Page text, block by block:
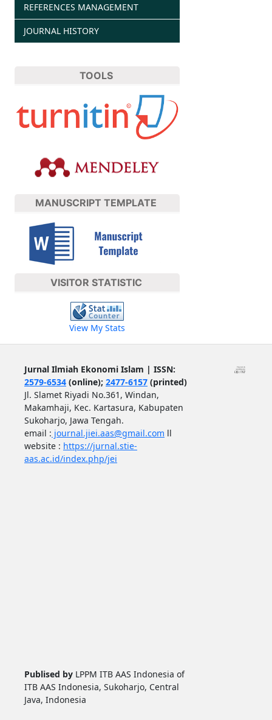
REFERENCES MANAGEMENT
JOURNAL HISTORY
TOOLS
MANUSCRIPT TEMPLATE
VISITOR STATISTIC
View My Stats
Jurnal Ilmiah Ekonomi Islam | ISSN:
2579-6534(online); 2477-6157(printed)
Jl. Slamet Riyadi No.361, Windan,
Makamhaji, Kec. Kartasura, Kabupaten
Sukoharjo, Jawa Tengah.
email : journal.jiei.aas@gmail.com ll
website : https://jurnal.stie-
aas.ac.id/index.php/jei
Publised by LPPM ITB AAS Indonesia of
ITB AAS Indonesia, Sukoharjo, Central
Java, Indonesia